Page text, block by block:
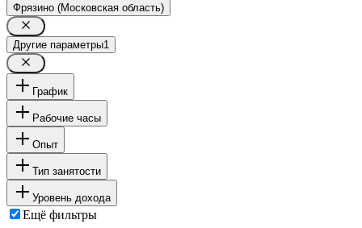
Фрязино (Московская область)
Другие параметры1
График
Рабочие часы
Опыт
Тип занятости
Уровень дохода
Ещё фильтры